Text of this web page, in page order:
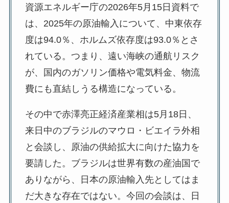
資源エネルギー庁の2026年5月15日資料で
は、2025年の原油輸入について、中東依存
度は94.0％、ホルムズ依存度は93.0％とさ
れている。つまり、遠い海峡の通航リスク
が、国内のガソリン価格や電気料金、物流
費にも直結しうる構造になっている。
その中で赤澤亮正経済産業相は5月18日、
来日中のブラジルのマウロ・ビエイラ外相
と会談し、原油の供給拡大に向けた協力を
要請した。ブラジルは世界有数の産油国で
ありながら、日本の原油輸入先としてはま
だ大きな存在ではない。今回の会談は、日